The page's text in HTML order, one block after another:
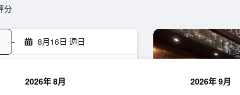
分
- 8月16日 週日
2026年 8月 2026年 9月